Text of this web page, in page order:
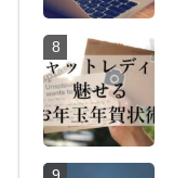
8
9